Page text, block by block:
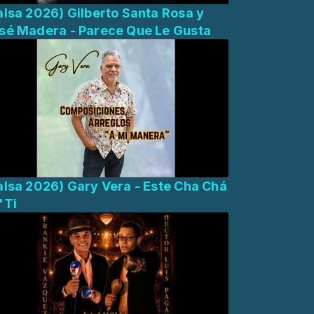
2026) Gilberto Santa Rosa y
Madera - Parece Que Le Gusta
2026) Gary Vera - Este Cha Chá